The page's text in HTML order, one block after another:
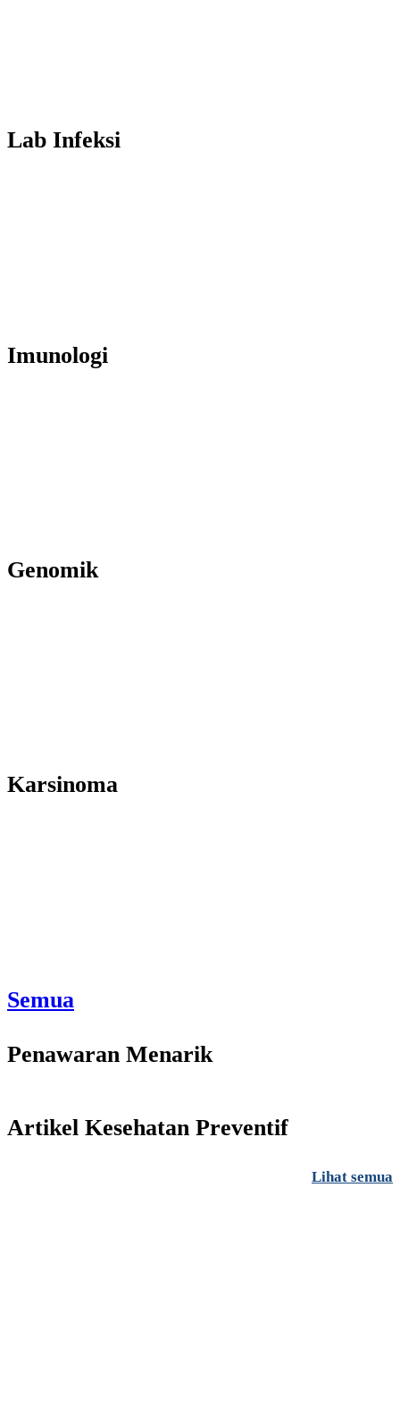
Lab Infeksi
Imunologi
Genomik
Karsinoma
Semua
Penawaran Menarik
Artikel Kesehatan Preventif
Lihat semua